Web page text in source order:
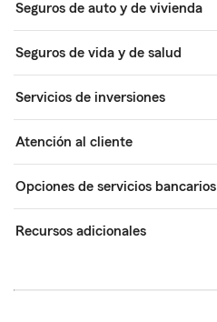
Seguros de auto y de vivienda
Seguros de vida y de salud
Servicios de inversiones
Atención al cliente
Opciones de servicios bancarios
Recursos adicionales